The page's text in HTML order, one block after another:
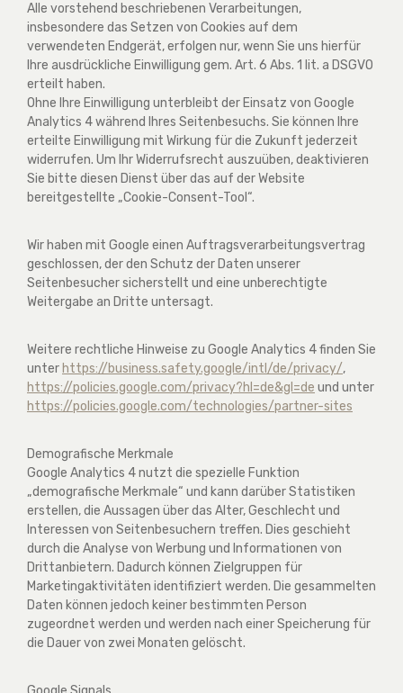
Alle vorstehend beschriebenen Verarbeitungen,
insbesondere das Setzen von Cookies auf dem
verwendeten Endgerät, erfolgen nur, wenn Sie uns hierfür
Ihre ausdrückliche Einwilligung gem. Art. 6 Abs. 1 lit. a DSGVO
erteilt haben.
Ohne Ihre Einwilligung unterbleibt der Einsatz von Google
Analytics 4 während Ihres Seitenbesuchs. Sie können Ihre
erteilte Einwilligung mit Wirkung für die Zukunft jederzeit
widerrufen. Um Ihr Widerrufsrecht auszuüben, deaktivieren
Sie bitte diesen Dienst über das auf der Website
bereitgestellte „Cookie-Consent-Tool“.
Wir haben mit Google einen Auftragsverarbeitungsvertrag
geschlossen, der den Schutz der Daten unserer
Seitenbesucher sicherstellt und eine unberechtigte
Weitergabe an Dritte untersagt.
Weitere rechtliche Hinweise zu Google Analytics 4 finden Sie
unter https://business.safety.google/intl /de/privacy/,
https://policies.google.com/privacy?hl=de&gl=de und unter
https://policies.google.com/technologies/partner-sites
Demografische Merkmale
Google Analytics 4 nutzt die spezielle Funktion
„demografische Merkmale“ und kann darüber Statistiken
erstellen, die Aussagen über das Alter, Geschlecht und
Interessen von Seitenbesuchern treffen. Dies geschieht
durch die Analyse von Werbung und Informationen von
Drittanbietern. Dadurch können Zielgruppen für
Marketingaktivitäten identifiziert werden. Die gesammelten
Daten können jedoch keiner bestimmten Person
zugeordnet werden und werden nach einer Speicherung für
die Dauer von zwei Monaten gelöscht.